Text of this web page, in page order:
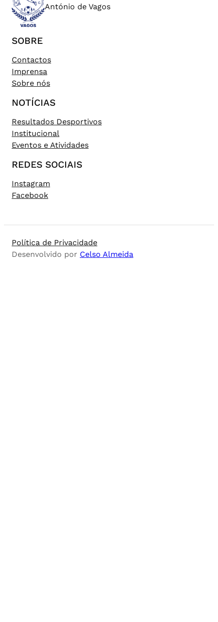
António de Vagos
SOBRE
Contactos
Imprensa
Sobre nós
NOTÍCIAS
Resultados Desportivos
Institucional
Eventos e Atividades
REDES SOCIAIS
Instagram
Facebook
Política de Privacidade
Desenvolvido por Celso Almeida